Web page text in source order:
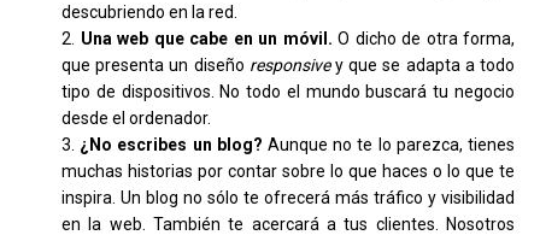
descubriendo en la red.
Una web que cabe en un móvil. O dicho de otra forma,
que presenta un diseño responsivey que se adapta a todo
tipo de dispositivos. No todo el mundo buscará tu negocio
desde el ordenador.
¿No escribes un blog? Aunque no te lo parezca, tienes
muchas historias por contar sobre lo que haces o lo que te
inspira. Un blog no sólo te ofrecerá más tráfico y visibilidad
en la web. También te acercará a tus clientes. Nosotros